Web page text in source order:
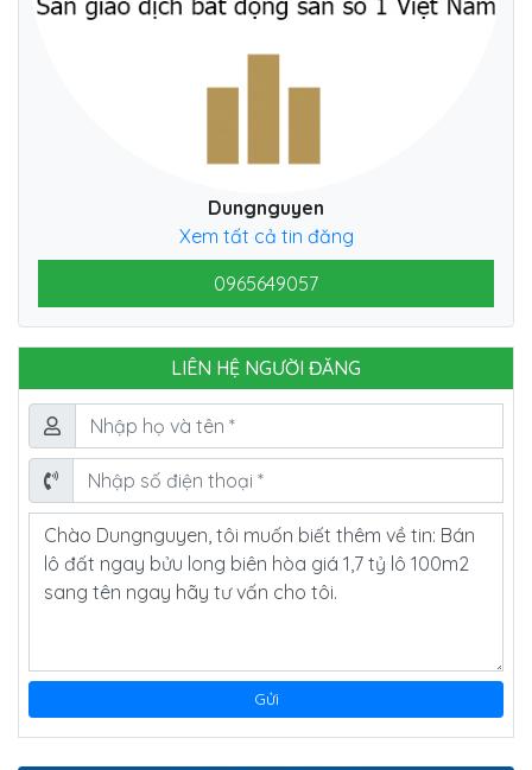
Dungnguyen
Xem tất cả tin đăng
0965649057
LIÊN HỆ NGƯỜI ĐĂNG